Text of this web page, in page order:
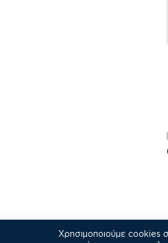
Χρησιμοποιούμε cookies